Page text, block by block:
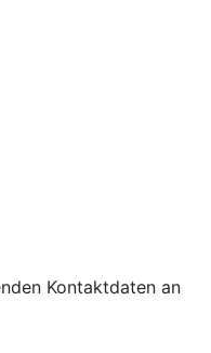
Kontaktdaten an